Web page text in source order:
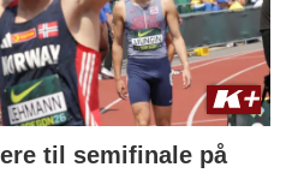
til semifinale på